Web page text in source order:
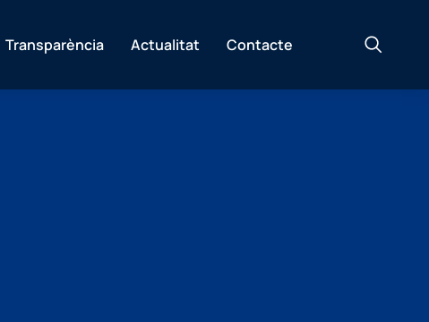
Transparència Actualitat Contacte